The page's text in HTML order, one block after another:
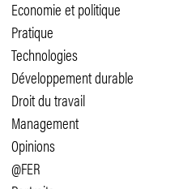
Economie et politique
Pratique
Technologies
Développement durable
Droit du travail
Management
Opinions
@FER